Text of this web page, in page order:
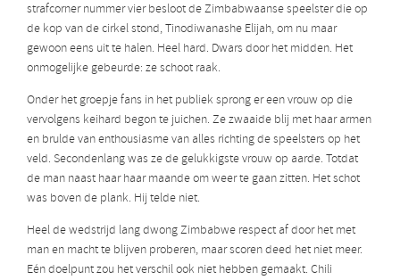
strafcorner nummer vier besloot de Zimbabwaanse speelster die op
de kop van de cirkel stond, Tinodiwanashe Elijah, om nu maar
gewoon eens uit te halen. Heel hard. Dwars door het midden. Het
onmogelijke gebeurde: ze schoot raak.
Onder het groepje fans in het publiek sprong er een vrouw op die
vervolgens keihard begon te juichen. Ze zwaaide blij met haar armen
en brulde van enthousiasme van alles richting de speelsters op het
veld. Secondenlang was ze de gelukkigste vrouw op aarde. Totdat
de man naast haar haar maande om weer te gaan zitten. Het schot
was boven de plank. Hij telde niet.
Heel de wedstrijd lang dwong Zimbabwe respect af door het met
man en macht te blijven proberen, maar scoren deed het niet meer.
Eén doelpunt zou het verschil ook niet hebben gemaakt. Chili